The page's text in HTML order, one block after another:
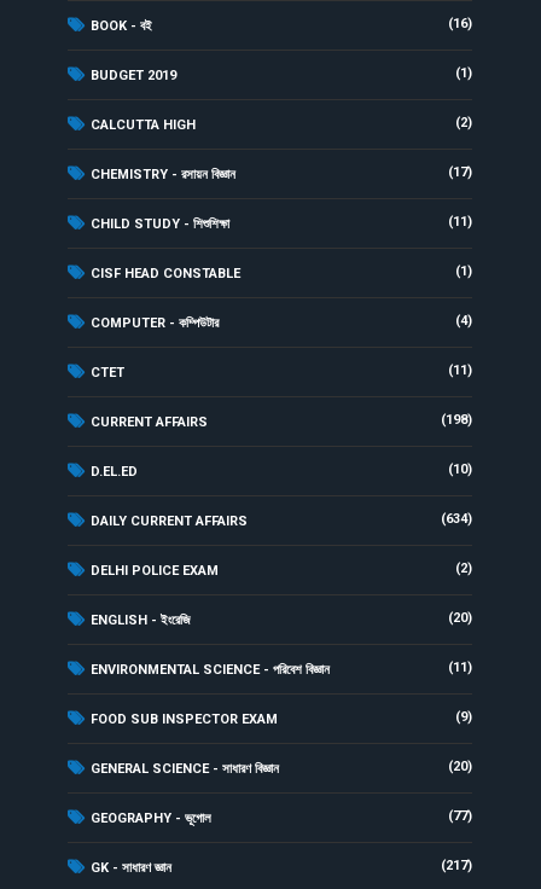
BOOK - বই (16)
BUDGET 2019 (1)
CALCUTTA HIGH (2)
CHEMISTRY - রসায়ন বিজ্ঞান (17)
CHILD STUDY - শিশুশিক্ষা (11)
CISF HEAD CONSTABLE (1)
COMPUTER - কম্পিউটার (4)
CTET (11)
CURRENT AFFAIRS (198)
D.EL.ED (10)
DAILY CURRENT AFFAIRS (634)
DELHI POLICE EXAM (2)
ENGLISH - ইংরেজি (20)
ENVIRONMENTAL SCIENCE - পরিবেশ বিজ্ঞান (11)
FOOD SUB INSPECTOR EXAM (9)
GENERAL SCIENCE - সাধারণ বিজ্ঞান (20)
GEOGRAPHY - ভূগোল (77)
GK - সাধারণ জ্ঞান (217)